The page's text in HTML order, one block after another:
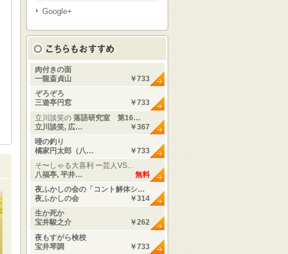
Google+
肉付きの面
一龍斎貞山
￥733
ぞろぞろ
三遊亭円窓
￥733
立川談笑の 落語研究室 第16…
立川談笑, 広…
￥367
唖の釣り
橘家円太郎（八…
￥733
そ〜しゃる大喜利 ー芸人VS…
八福亭, 平井…
無料
夜ふかしの会の「コント解体シ…
夜ふかしの会
￥314
生か死か
宝井駿之介
￥262
夜もすがら検校
宝井琴調
￥733